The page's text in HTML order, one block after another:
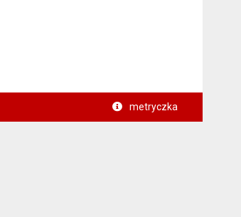
metryczka